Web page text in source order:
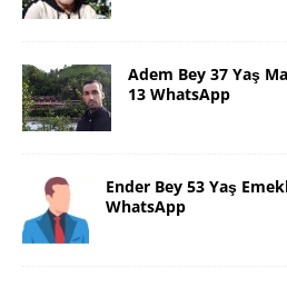
Adem Bey 37 Yaş
13 WhatsApp
Ender Bey 53 Yaş
WhatsApp